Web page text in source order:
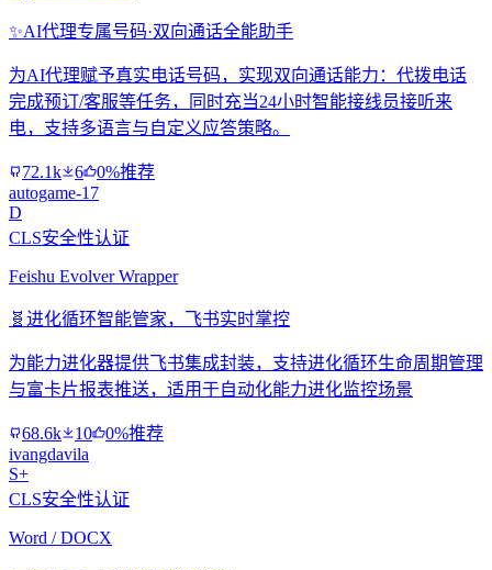
✨AI代理专属号码·双向通话全能助手
为AI代理赋予真实电话号码，实现双向通话能力：代拨电话
完成预订/客服等任务，同时充当24小时智能接线员接听来
电，支持多语言与自定义应答策略。
72.1k 6
0%推荐
autogame-17
D
CLS安全性认证
Feishu Evolver Wrapper
🧬 进化循环智能管家，飞书实时掌控
为能力进化器提供飞书集成封装，支持进化循环生命周期管理
与富卡片报表推送，适用于自动化能力进化监控场景
68.6k 10
0%推荐
ivangdavila
S+
CLS安全性认证
Word / DOCX